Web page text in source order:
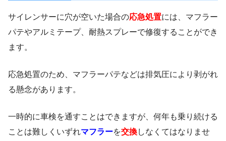
サイレンサーに穴が空いた場合の応急処置には、マフラー
パテやアルミテープ、耐熱スプレーで修復することができ
ます。
応急処置のため、マフラーパテなどは排気圧により剥がれ
る懸念があります。
一時的に車検を通すことはできますが、何年も乗り続ける
ことは難しくいずれマフラーを交換しなくてはなりませ